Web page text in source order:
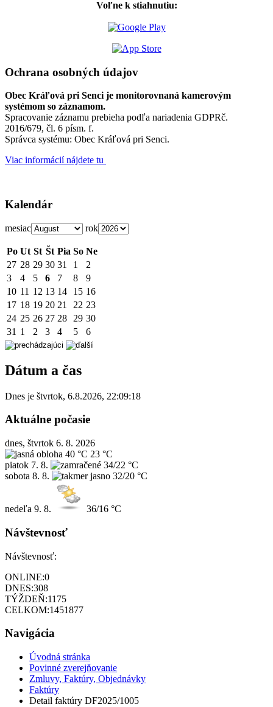
Voľne k stiahnutiu:
Ochrana osobných údajov
Obec Kráľová pri Senci je monitorovnaná kamerovým
systémom so záznamom.
Spracovanie záznamu prebieha podľa nariadenia GDPRč.
2016/679, čl. 6 písm. f.
Správca systému: Obec Kráľová pri Senci.
Viac informácií nájdete tu
Kalendár
mesiac rok
Po Ut St Št Pia So Ne
27 28 29 30 31 1
2
3
4 5 6 7 8
9
10 11 12 13 14 15 16
17 18 19 20 21 22 23
24 25 26 27 28 29 30
31 1 2 3 4 5 6
Dátum a čas
Dnes je štvrtok, 6.8.2026, 22:09:18
Aktuálne počasie
dnes, štvrtok 6. 8. 2026
40 °C 23 °C
piatok 7. 8.
34/22 °C
sobota 8. 8. 32/20 °C
nedeľa 9. 8. 36/16 °C
Návštevnosť
Návštevnosť:
ONLINE:0
DNES:308
TÝŽDEŇ:1175
CELKOM:1451877
Navigácia
Úvodná stránka
Povinné zverejňovanie
Zmluvy, Faktúry, Objednávky
Faktúry
Detail faktúry DF2025/1005